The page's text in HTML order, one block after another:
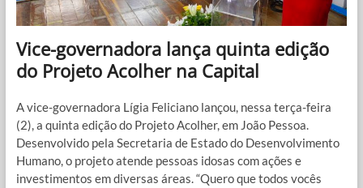
Vice-governadora lança quinta edição
do Projeto Acolher na Capital
A vice-governadora Lígia Feliciano lançou, nessa terça-feira
(2), a quinta edição do Projeto Acolher, em João Pessoa.
Desenvolvido pela Secretaria de Estado do Desenvolvimento
Humano, o projeto atende pessoas idosas com ações e
investimentos em diversas áreas. “Quero que todos vocês